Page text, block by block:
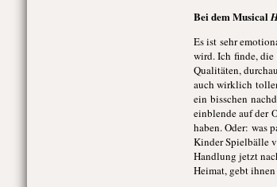
Bei dem Musical
Es ist sehr
wird. Ich finde,
Qualitäten,
auch wirklich
ein bisschen
einblende auf der
haben. Oder: was
Kinder Spielbälle
Handlung jetzt
Heimat, gebt